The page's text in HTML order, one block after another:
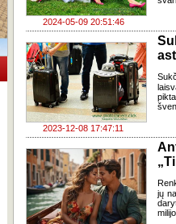
2024-05-09 20:51:46
2023-12-08 17:47:11
jų